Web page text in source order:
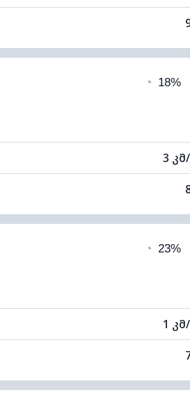
◔ 18%
3
◔ 23%
1